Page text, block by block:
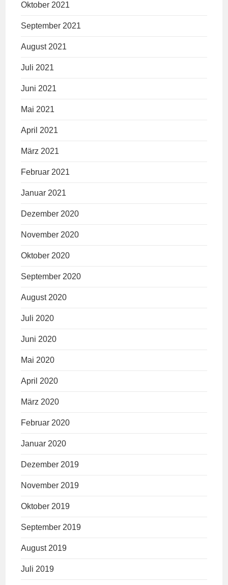
Oktober 2021
September 2021
August 2021
Juli 2021
Juni 2021
Mai 2021
April 2021
März 2021
Februar 2021
Januar 2021
Dezember 2020
November 2020
Oktober 2020
September 2020
August 2020
Juli 2020
Juni 2020
Mai 2020
April 2020
März 2020
Februar 2020
Januar 2020
Dezember 2019
November 2019
Oktober 2019
September 2019
August 2019
Juli 2019